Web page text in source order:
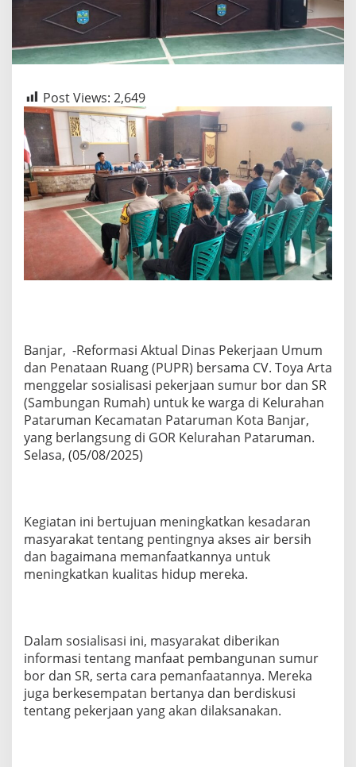
Post Views: 2,649
Banjar, -Reformasi Aktual Dinas Pekerjaan Umum
dan Penataan Ruang (PUPR) bersama CV. Toya Arta
menggelar sosialisasi pekerjaan sumur bor dan SR
(Sambungan Rumah) untuk ke warga di Kelurahan
Pataruman Kecamatan Pataruman Kota Banjar,
yang berlangsung di GOR Kelurahan Pataruman.
Selasa, (05/08/2025)
Kegiatan ini bertujuan meningkatkan kesadaran
masyarakat tentang pentingnya akses air bersih
dan bagaimana memanfaatkannya untuk
meningkatkan kualitas hidup mereka.
Dalam sosialisasi ini, masyarakat diberikan
informasi tentang manfaat pembangunan sumur
bor dan SR, serta cara pemanfaatannya. Mereka
juga berkesempatan bertanya dan berdiskusi
tentang pekerjaan yang akan dilaksanakan.